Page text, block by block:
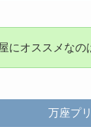
にオススメなの
万座プ